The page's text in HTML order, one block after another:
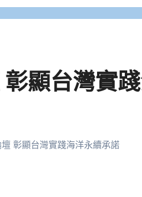
顯台灣實
彰顯台灣實踐海洋永續承諾